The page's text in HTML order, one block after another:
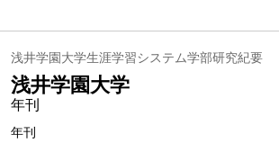
浅井学園大学生涯学習システム学部研究紀要
浅井学園大学
年刊
年刊